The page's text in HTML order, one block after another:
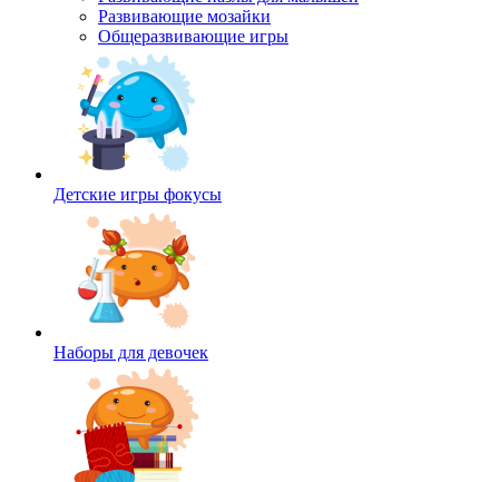
Развивающие мозайки
Общеразвивающие игры
Детские игры фокусы
Наборы для девочек